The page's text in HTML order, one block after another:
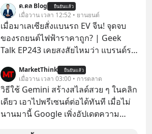
ประเด็นด้านอธิปไตยของประเทศ
ของอนุภูมิภาคลุ่มแม่น้ำโขง
ด.ดล Blog ยืนยันแล้ว
เมื่อวาน เวลา 12:52 • ยานยนต์
เมื่อมาเลเซียสั่งแบนรถ EV จีน! จุดจบ
ของรถยนต์ไฟฟ้าราคาถูก? | Geek
Talk EP243 เคยสงสัยไหมว่า แบรนด์รถ
ราบคาบ จะถูกสกัดดาวรุ่งจนต้องเบรก
หัวทิ่มได้อย่างไร? นี่คือเรื่องจริงที่เพิ่ง
เกิดขึ้นในมาเลเซีย เมื่อรัฐบาลประกาศ
งัด “กฎเหล็ก” สั่งบล็อกการนำเข้ารถ EV
MarketThink ยืนยันแล้ว
เมื่อวาน เวลา 03:00 • การตลาด
วิธีใช้ Gemini สร้างสไลด์สวย ๆ ในคลิก
เดียว เอาไปพรีเซนต์ต่อได้ทันที เมื่อไม่
นานมานี้ Google เพิ่งอัปเดตความ